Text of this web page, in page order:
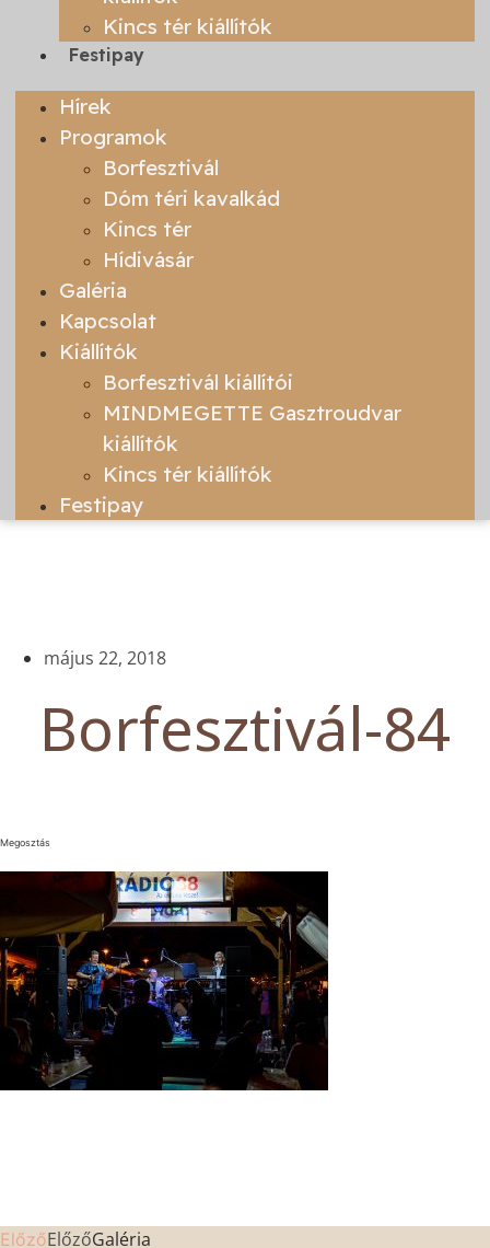
Kincs tér kiállítók
Festipay
Hírek
Programok
Borfesztivál
Dóm téri kavalkád
Kincs tér
Hídivásár
Galéria
Kapcsolat
Kiállítók
Borfesztivál kiállítói
MINDMEGETTE Gasztroudvar
kiállítók
Kincs tér kiállítók
Festipay
május 22, 2018
Borfesztivál-84
Megosztás
ElőzőElőzőGaléria